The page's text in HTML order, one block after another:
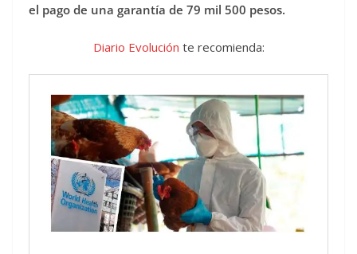
el pago de una garantía de 79 mil 500 pesos.
Diario Evolución te recomienda: